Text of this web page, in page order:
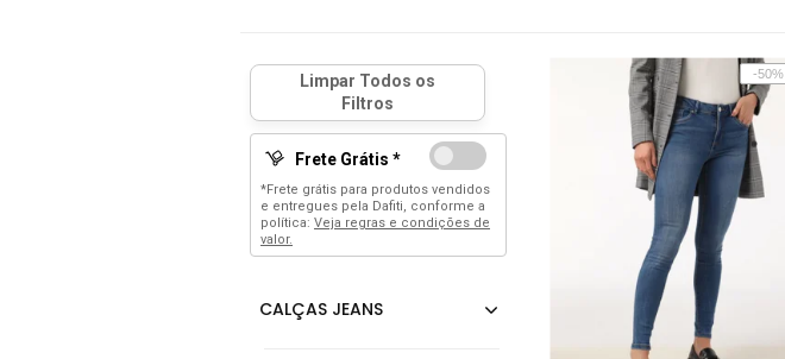
Frete Grátis *
*Frete grátis para produtos vendidos
e entregues pela Dafiti, conforme a
política: Veja regras e condições de
valor.
-50%